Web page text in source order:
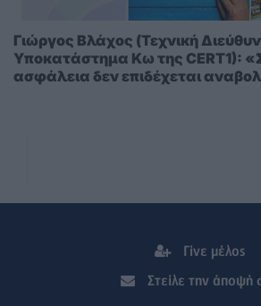
Γιώργος Βλάχος (Τεχνική
Υποκατάστημα Κω της CERT1):
ασφάλεια δεν επιδέχεται
Γίνε μέλος
Στείλε την άποψή